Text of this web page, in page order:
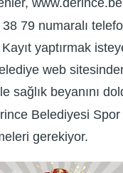
79 numaralı
yaptırmak
web
sağlık beyanını
Belediyesi Spor
gerekiyor.